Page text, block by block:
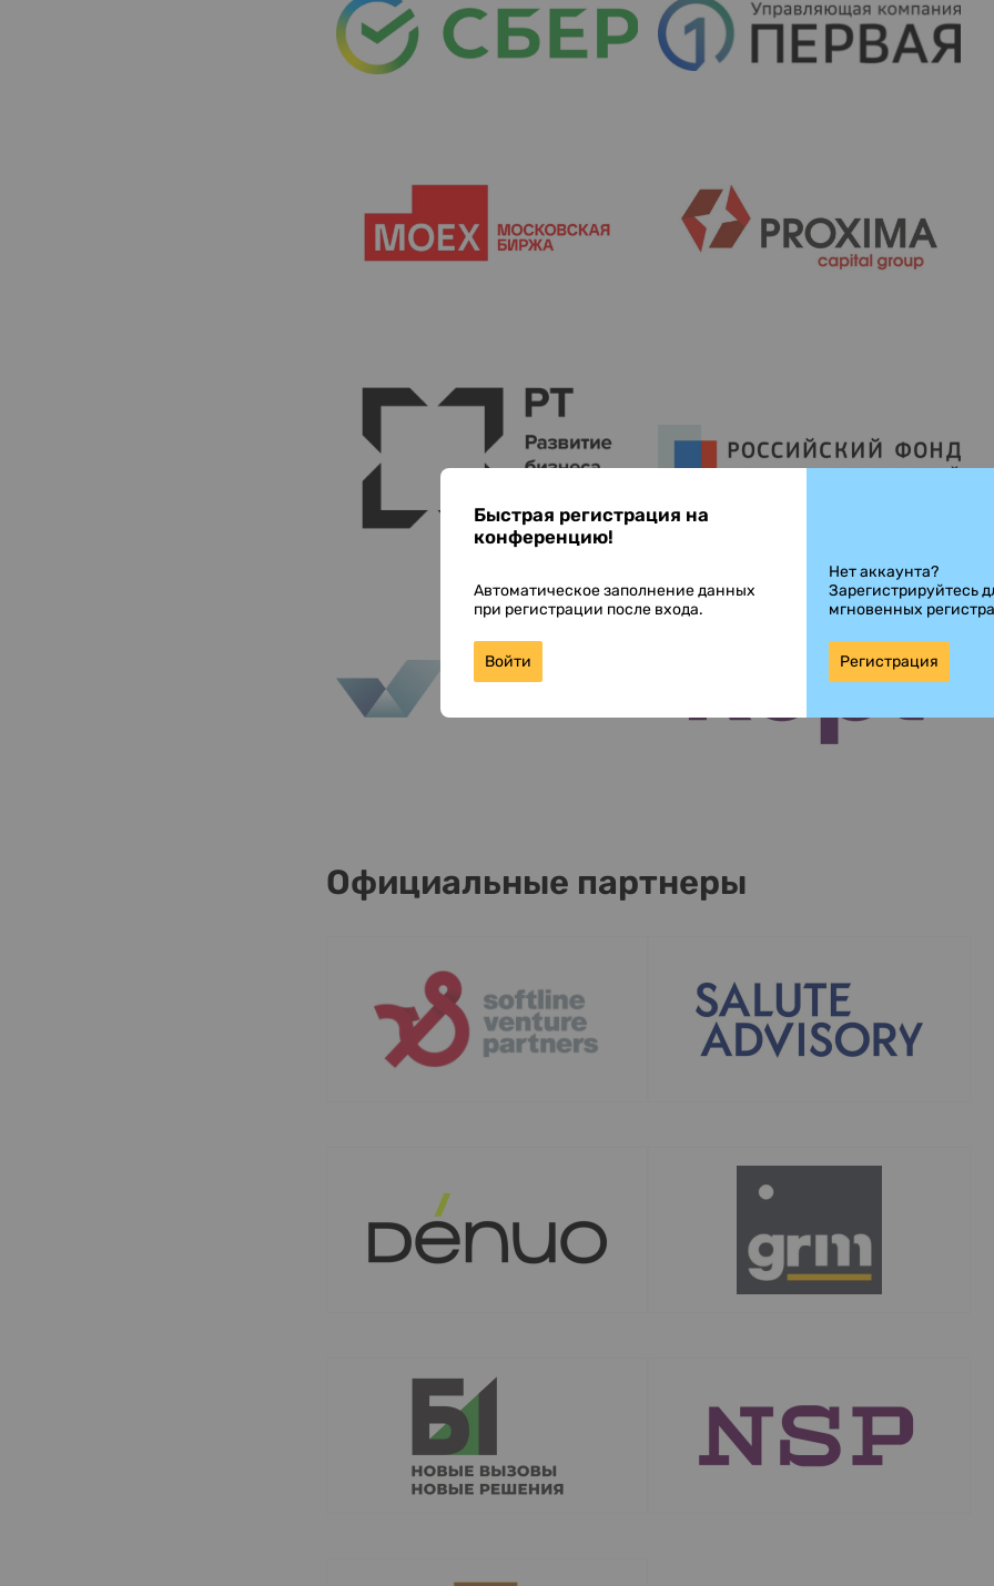
Официальные партнеры
Быстрая регистрация на
конференцию!
Автоматическое заполнение данных
при регистрации после входа.
Войти
Нет аккаунта?
Зарегистрируйтесь
мгновенных
Регистрация